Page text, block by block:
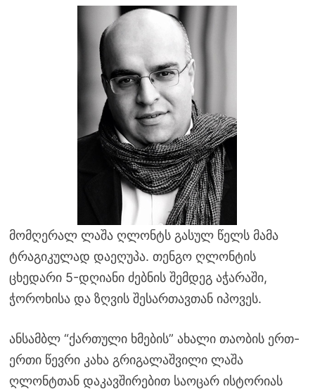
მომღერალ ლაშა ღლონტს გასულ წელს მამა
ტრაგიკულად დაეღუპა. თენგო ღლონტის
ცხედარი 5-დღიანი ძებნის შემდეგ აჭარაში,
ჭოროხისა და ზღვის შესართავთან იპოვეს.
ანსამბლ “ქართული ხმების” ახალი თაობის ერთ-
ერთი წევრი კახა გრიგალაშვილი ლაშა
ღლონტთან დაკავშირებით საოცარ ისტორიას